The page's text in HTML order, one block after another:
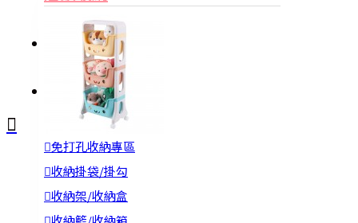
免打孔收納專區
收納掛袋/掛勾
收納架/收納盒
新品上市